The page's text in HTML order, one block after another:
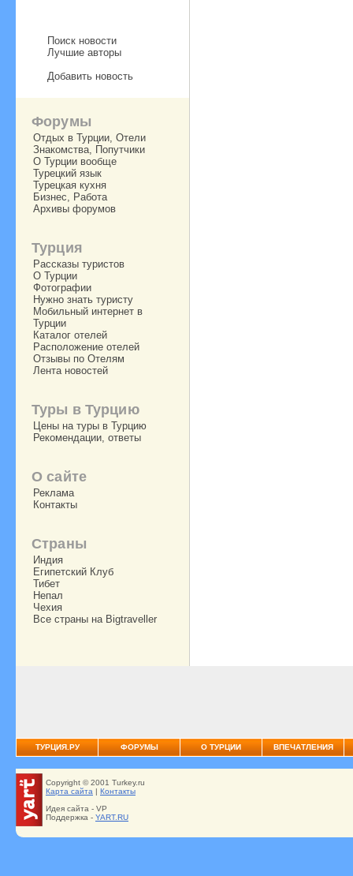
Поиск новости
Лучшие авторы
Добавить новость
Форумы
Отдых в Турции, Отели
Знакомства, Попутчики
О Турции вообще
Турецкий язык
Турецкая кухня
Бизнес, Работа
Архивы форумов
Турция
Рассказы туристов
О Турции
Фотографии
Нужно знать туристу
Мобильный интернет в
Турции
Каталог отелей
Расположение отелей
Отзывы по Отелям
Лента новостей
Туры в Турцию
Цены на туры в Турцию
Рекомендации, ответы
О сайте
Реклама
Контакты
Страны
Индия
Египетский Клуб
Тибет
Непал
Чехия
Все страны на Bigtraveller
ТУРЦИЯ.РУ ФОРУМЫ О ТУРЦИИ ВПЕЧАТЛЕНИЯ
Copyright © 2001 Turkey.ru
Карта сайта | Контакты
Идея сайта - VP
Поддержка - YART.RU